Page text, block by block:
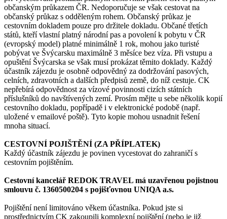
občanským průkazem ČR. Nedoporučuje se však cestovat na
občanský průkaz s odděleným rohem. Občanský průkaz je
cestovním dokladem pouze pro držitele dokladu. Občané třetích
států, kteří vlastní platný národní pas a povolení k pobytu v ČR
(evropský model) platné minimálně 1 rok, mohou jako turisté
pobývat ve Švýcarsku maximálně 3 měsíce bez víza. Při vstupu a
opuštění Švýcarska se však musí prokázat těmito doklady. Každý
účastník zájezdu je osobně odpovědný za dodržování pasových,
celních, zdravotních a dalších předpisů země, do níž cestuje. CK
nepřebírá odpovědnost za vízové povinnosti cizích státních
příslušníků do navštívených zemí. Prosím mějte u sebe několik kopií
cestovního dokladu, popřípadě i v elektronické podobě (např.
uložené v emailové poště). Tyto kopie mohou usnadnit řešení
mnoha situací.
CESTOVNÍ POJIŠTĚNÍ (ZA PŘÍPLATEK)
Každý účastník zájezdu je povinen vycestovat do zahraničí s
cestovním pojištěním.
Cestovní kancelář REDOK TRAVEL má uzavřenou pojistnou
smlouvu č. 1360500204 s pojišťovnou UNIQA a.s.
Pojištění není limitováno věkem účastníka. Pokud jste si
prostřednictvím CK zakoupili komplexní pojištění (nebo je již